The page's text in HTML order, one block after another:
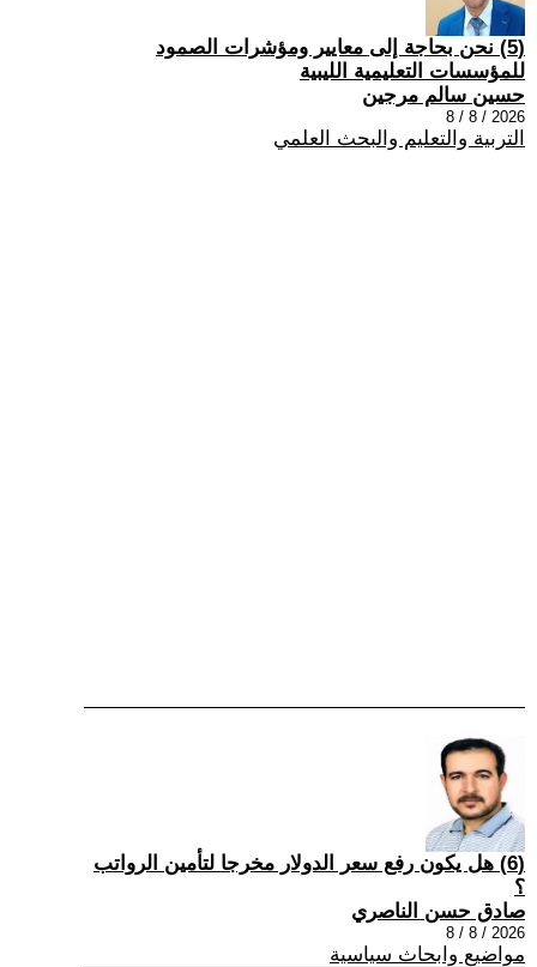
(5) نحن بحاجة إلى معايير ومؤشرات الصمود
للمؤسسات التعليمية الليبية
حسين سالم مرجين
2026 / 8 / 8
التربية والتعليم والبحث العلمي
(6) هل يكون رفع سعر الدولار مخرجا لتأمين الرواتب
؟
صادق حسن الناصري
2026 / 8 / 8
مواضيع وابحاث سياسية